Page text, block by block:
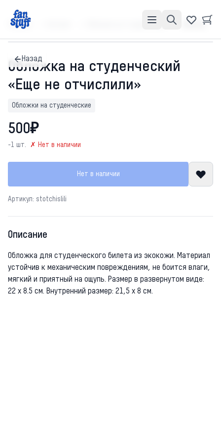
Главная Обложки на студенческие Обложка на студенческий «Еще не отчислили»
Назад
Обложка на студенческий
«Еще не отчислили»
Обложки на студенческие
500₽
-1 шт. ✗ Нет в наличии
Нет в наличии
Артикул: stotchislili
Описание
Обложка для студенческого билета из экокожи. Материал
устойчив к механическим повреждениям, не боится влаги,
мягкий и приятный на ощупь. Размер в развернутом виде:
22 х 8.5 см. Внутренний размер: 21,5 х 8 см.